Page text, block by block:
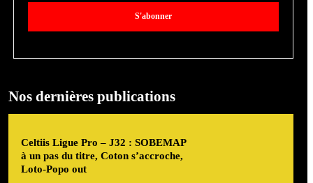
S'abonner
Nos dernières publications
Celtiis Ligue Pro – J32 : SOBEMAP
à un pas du titre, Coton s’accroche,
Loto-Popo out